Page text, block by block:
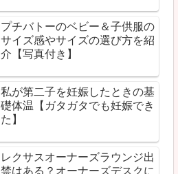
プチバトーのベビー＆子供服の
サイズ感やサイズの選び方を紹
介【写真付き】
私が第二子を妊娠したときの基
礎体温【ガタガタでも妊娠でき
た】
レクサスオーナーズラウンジ出
禁はある？オーナーズデスクに